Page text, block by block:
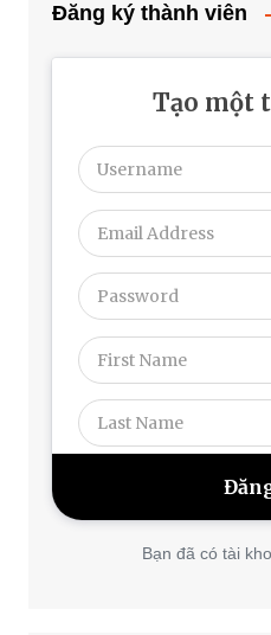
Đăng ký thành viên
Tạo một
Bạn đã có tài